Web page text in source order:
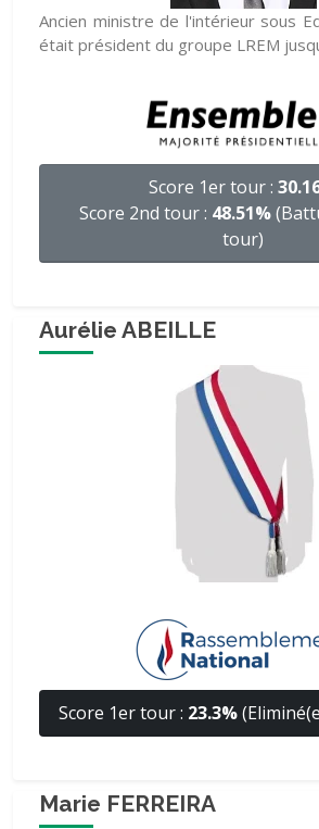
Ancien ministre de l'intérieur sous
était président du groupe LREM
Score 1er tour :
Score 2nd tour : 48.51%
tour)
Aurélie ABEILLE
Score 1er tour : 23.3%
Marie FERREIRA